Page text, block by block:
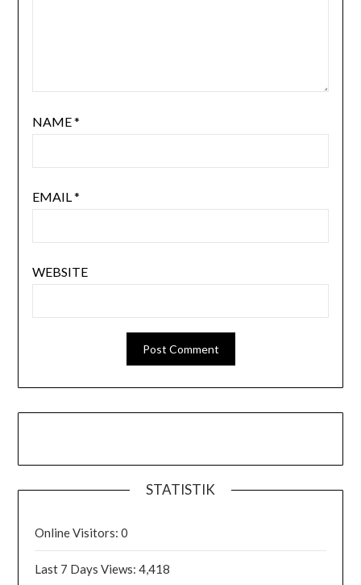
NAME*
EMAIL*
WEBSITE
STATISTIK
Online Visitors:0
Last 7 Days Views:4,418